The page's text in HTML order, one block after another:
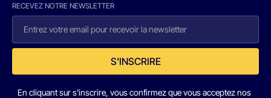
RECEVEZ NOTRE NEWSLETTER
S'INSCRIRE
En cliquant sur s'inscrire, vous confirmez que vous acceptez nos